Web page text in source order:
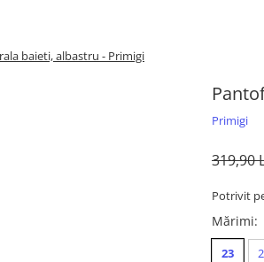
baieti, albastru - Primigi
Primigi
319,90
Potrivit
Mărimi:
23